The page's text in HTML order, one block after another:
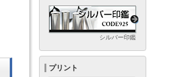
シルバー印鑑
プリント